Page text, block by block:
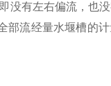
没有左右偏流，也
部流经量水堰槽的